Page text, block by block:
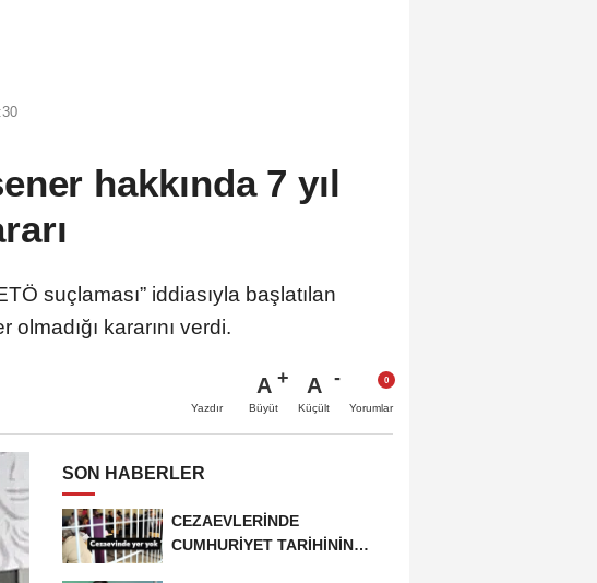
hakkında 7 yıl
suçlaması” iddiasıyla başlatılan
kararını verdi.
Yazdır
A
Büyüt
A
Küçült Yorumlar
SON HABERLER
CEZAEVLERİNDE
CUMHURİYET TARİHİNİN